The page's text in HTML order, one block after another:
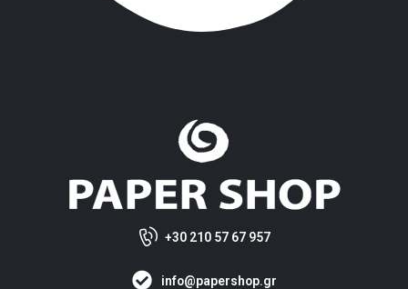
+30 210 57 67 957
info@papershop.gr